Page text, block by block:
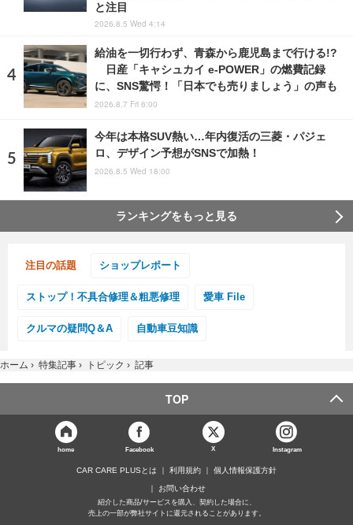
と注目
2026.8.5 Wed 4:14
給油を一切行わず、青森から鹿児島まで行ける!?
日産「キャシュカイ e-POWER」の燃費記録
に、SNS驚愕！「日本でも売りましょう」の声も
2026.8.7 Fri 6:00
今年は本格SUV熱い…年内復活の三菱・パジェ
ロ、デザイン予想がSNSで加熱！
2026.8.5 Wed 18:00
ランキングをもっと見る
注目の話題 ショップレポート
ストップ！不具合修理＆粗悪修理 愛車 File
クルマの疑問Q＆A 自動車豆知識
ホーム › 特集記事 › トピック › 記事
TOP
home Facebook X Instagram
CAR CARE PLUSとは 利用規約 個人情報保護方針
お問い合わせ
紹介した商品/サービスを購入、契約した場合に、
売上の一部が弊社サイトに還元されることがあります。